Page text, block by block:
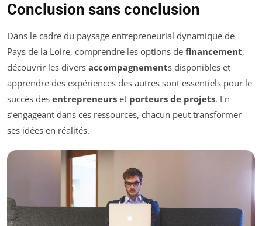
Conclusion sans conclusion
Dans le cadre du paysage entrepreneurial dynamique de
Pays de la Loire, comprendre les options de financement,
découvrir les divers accompagnements disponibles et
apprendre des expériences des autres sont essentiels pour le
succès des entrepreneurs et porteurs de projets. En
s’engageant dans ces ressources, chacun peut transformer
ses idées en réalités.